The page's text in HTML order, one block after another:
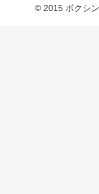
© 2015 ボクシ